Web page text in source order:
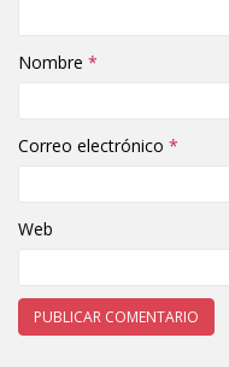
Nombre *
Correo electrónico *
Web